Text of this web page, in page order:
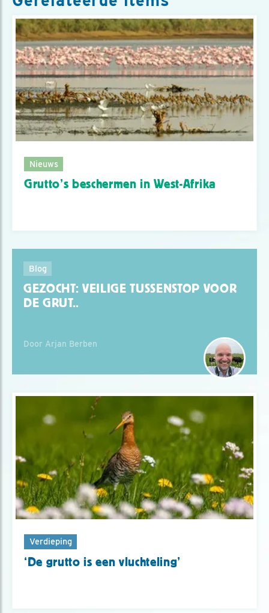
Nieuws
Grutto’s beschermen in West-Afrika
Blog
GEZOCHT: VEILIGE TUSSENSTOP VOOR
DE GRUT..
Door Arjan Berben
Verdieping
‘De grutto is een vluchteling’